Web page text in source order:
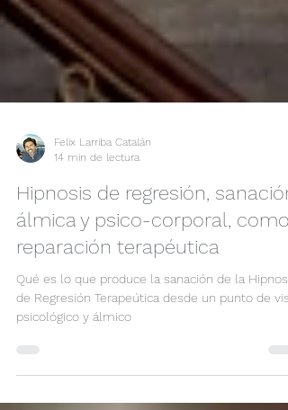
14 min de lectura
Hipnosis de regresión, sanación
álmica y psico-corporal, como
reparación terapéutica
Qué es lo que produce la sanación de la
de Regresión Terapeútica desde un punto de
psicológico y álmico